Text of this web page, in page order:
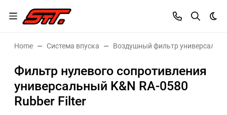
Home Система впуска Воздушный фильтр
Фильтр нулевого сопротивления
универсальный K&N RA-0580
Rubber Filter